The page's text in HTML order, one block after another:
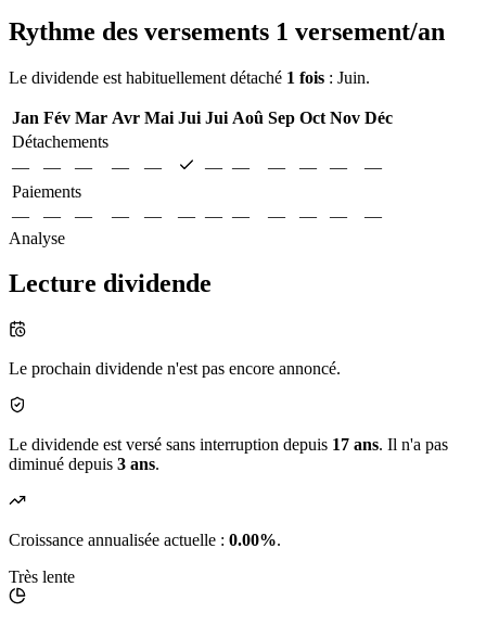
Rythme des versements 1 versement/an
Le dividende est habituellement détaché 1 fois : Juin.
Jan Fév Mar Avr Mai Jui Jui Aoû Sep Oct Nov Déc
Détachements
—
— — — — — — — — —
—
Paiements
—
— — — — — — — — — —
—
Analyse
Lecture dividende
Le prochain dividende n'est pas encore annoncé.
Le dividende est versé sans interruption depuis 17 ans. Il n'a pas
diminué depuis 3 ans.
Croissance annualisée actuelle : 0.00%.
Très lente